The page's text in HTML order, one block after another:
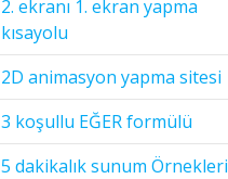
2. ekranı 1. ekran yapma
kısayolu
2D animasyon yapma sitesi
3 koşullu EĞER formülü
5 dakikalık sunum Örnekleri